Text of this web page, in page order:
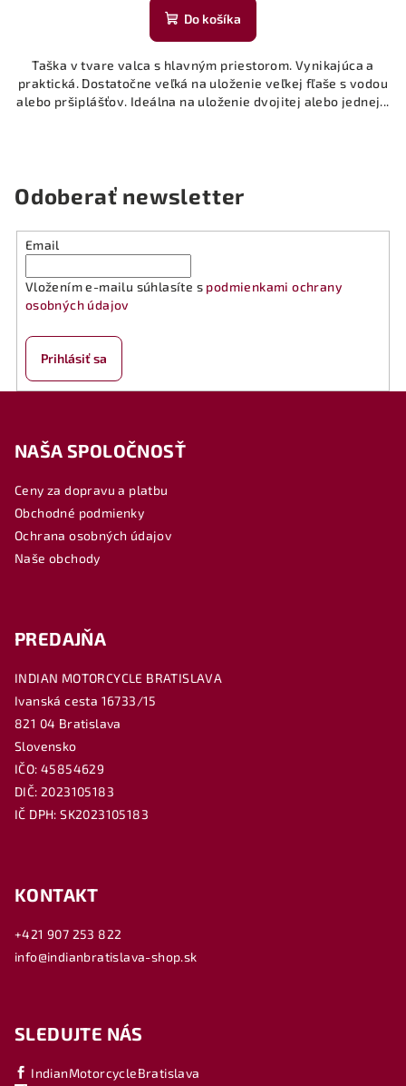
Do košíka
Taška v tvare valca s hlavným priestorom. Vynikajúca a
praktická. Dostatočne veľká na uloženie veľkej fľaše s vodou
alebo pršiplášťov. Ideálna na uloženie dvojitej alebo jednej...
Odoberať newsletter
Email
Vložením e-mailu súhlasíte s podmienkami ochrany
osobných údajov
Prihlásiť sa
NAŠA SPOLOČNOSŤ
Ceny za dopravu a platbu
Obchodné podmienky
Ochrana osobných údajov
Naše obchody
PREDAJŇA
INDIAN MOTORCYCLE BRATISLAVA
Ivanská cesta 16733/15
821 04 Bratislava
Slovensko
IČO: 45854629
DIČ: 2023105183
IČ DPH: SK2023105183
KONTAKT
+421 907 253 822
info@indianbratislava-shop.sk
SLEDUJTE NÁS
IndianMotorcycleBratislava